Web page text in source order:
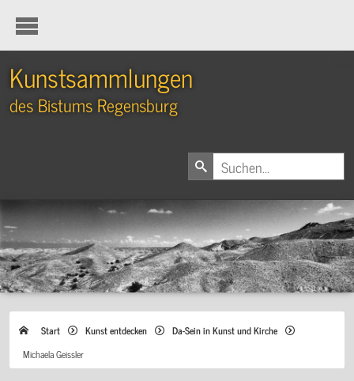
Kunstsammlungen
des Bistums Regensburg
Start Kunst entdecken
Da-Sein in Kunst und Kirche
Michaela Geissler